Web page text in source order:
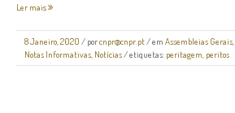
Ler mais
8 Janeiro, 2020 / porcnpr@cnpr.pt/ em Assembleias Gerais,
Notas Informativas, Notícias/ etiquetas: peritagem, peritos